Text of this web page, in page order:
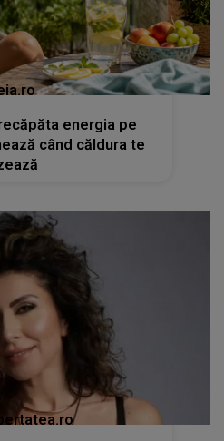
energia pe
când căldura te